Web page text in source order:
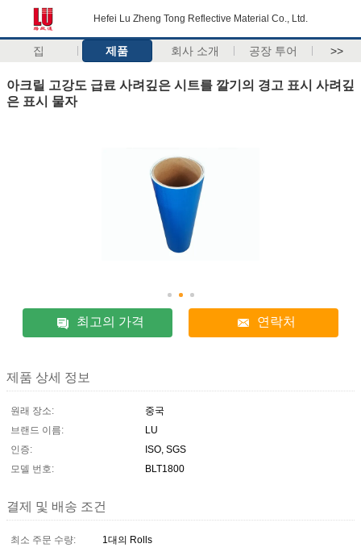
Hefei Lu Zheng Tong Reflective Material Co., Ltd.
집 제품 회사 소개 공장 투어 >>
아크릴 고강도 급료 사려깊은 시트를 깔기의 경고 표시 사려깊
은 표시 물자
최고의 가격 연락처
제품 상세 정보
원래 장소:
중국
브랜드 이름:
LU
인증:
ISO, SGS
모델 번호:
BLT1800
결제 및 배송 조건
최소 주문 수량:
1대의 Rolls